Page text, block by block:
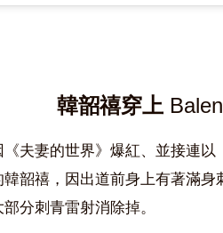
韓韶禧穿上
《夫妻的世界》爆紅、並接連
韓韶禧，因出道前身上有著滿
部分刺青雷射消除掉。